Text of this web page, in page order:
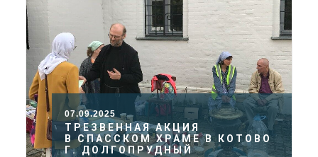
07.09.2025
ТРЕЗВЕННАЯ АКЦИЯ
В СПАССКОМ ХРАМЕ В КОТОВО
Г. ДОЛГОПРУДНЫЙ